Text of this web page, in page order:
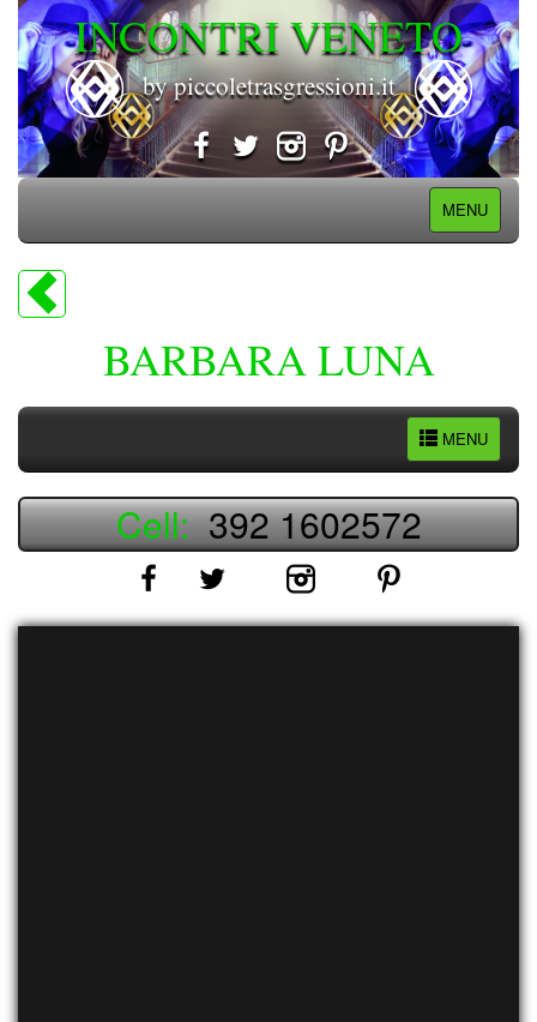
INCONTRI VENETO
by piccoletrasgressioni.it
MENU
BARBARA LUNA
MENU
Cell:392 1602572